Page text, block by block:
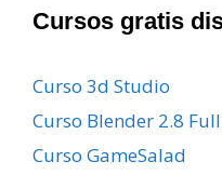
Cursos gratis
Curso 3d Studio
Curso Blender 2.8
Curso GameSalad